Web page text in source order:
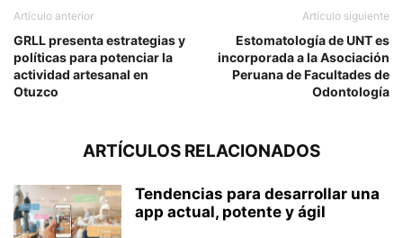
Artículo anterior
GRLL presenta estrategias y
políticas para potenciar la
actividad artesanal en
Otuzco
Artículo siguiente
Estomatología de UNT es
incorporada a la Asociación
Peruana de Facultades de
Odontología
ARTÍCULOS RELACIONADOS
Tendencias para desarrollar una
app actual, potente y ágil